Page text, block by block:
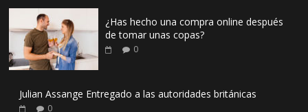
¿Has hecho una compra online después
de tomar unas copas?
0
Julian Assange Entregado a las autoridades británicas
0